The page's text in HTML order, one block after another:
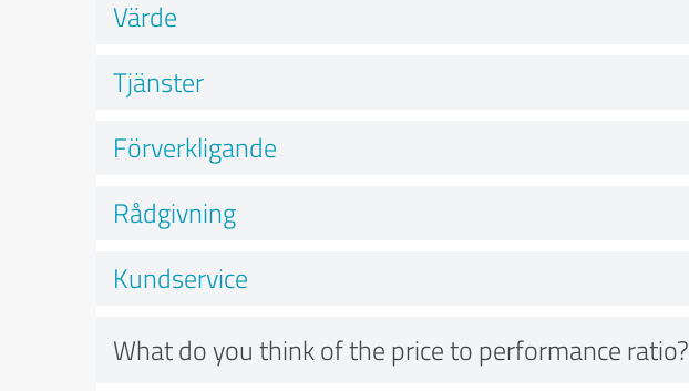
Värde
Tjänster
Förverkligande
Rådgivning
Kundservice
What do you think of the price to performance ratio?